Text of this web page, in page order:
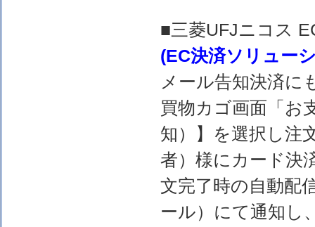
■三菱UFJニコス
(EC決済ソリュー
メール告知決済に
買物カゴ画面「お
知）】を選択し注
者）様にカード決
文完了時の自動配
ール）にて通知し